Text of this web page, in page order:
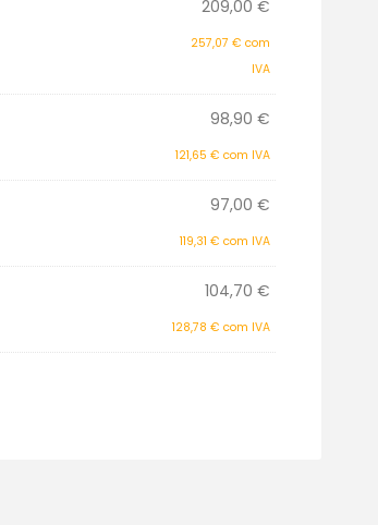
209,00 €
257,07 € com
IVA
98,90 €
121,65 € com IVA
97,00 €
119,31 € com IVA
104,70 €
128,78 € com IVA